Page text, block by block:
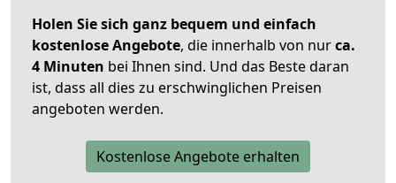
Holen Sie sich ganz bequem und einfach
kostenlose Angebote, die innerhalb von nurca.
4 Minuten bei Ihnen sind. Und das Beste daran
ist, dass all dies zu erschwinglichen Preisen
angeboten werden.
Kostenlose Angebote erhalten